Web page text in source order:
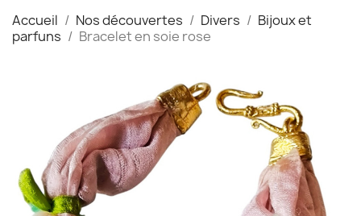
Accueil Nos découvertes Divers
Bijoux et
parfuns
Bracelet en soie rose